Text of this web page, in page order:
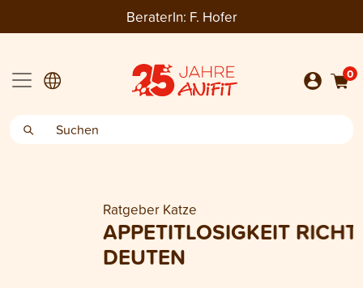
BeraterIn: F. Hofer
0
APPETITLOSIGKEIT RICHTIG